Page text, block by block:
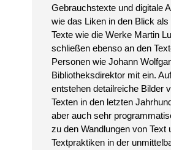
Gebrauchstexte und digitale
wie das Liken in den Blick
Texte wie die Werke Martin
schließen ebenso an den
Personen wie Johann
Bibliotheksdirektor mit ein.
entstehen detailreiche Bilder
Texten in den letzten
aber auch sehr
zu den Wandlungen von Text
Textpraktiken in der